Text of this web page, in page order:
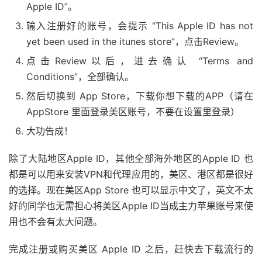
Apple ID”。
输入注册好的账号，会提示 “This Apple ID has not
yet been used in the itunes store”，点击Review。
点击Review以后，进去确认 “Terms and
Conditions”，全部确认。
然后切换到 App Store，下载你想下载的APP（请在
AppStore 里面登录美区账号，不要在设置里登录）
大功告成！
除了大陆地区Apple ID，其他全部海外地区的Apple ID 也
都是可以用来安装VPN和代理应用的，美区、港区都是很好
的选择。现在美区App Store 也可以显示中文了，英文不太
好的同学也无需担心将美区Apple ID当成主力苹果账号来使
用也不会有太大问题。
完成注册或购买美区 Apple ID 之后，赶快去下载流行的